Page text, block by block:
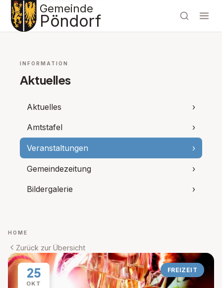
Gemeinde
Pöndorf
INFORMATION
Aktuelles
Aktuelles ›
Amtstafel ›
Veranstaltungen ›
Gemeindezeitung ›
Bildergalerie ›
HOME
Zurück zur Übersicht
25
OKT
FREIZEIT